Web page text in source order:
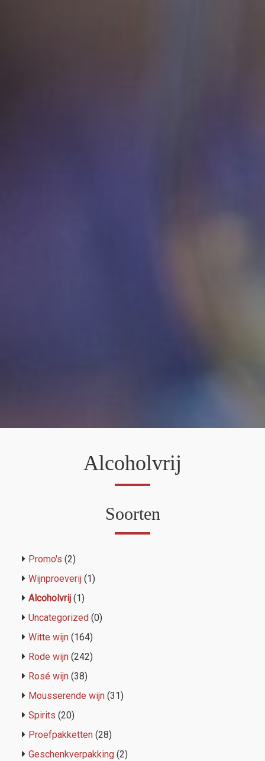
Alcoholvrij
Soorten
Promo's (2)
Wijnproeverij (1)
Alcoholvrij (1)
Uncategorized (0)
Witte wijn (164)
Rode wijn (242)
Rosé wijn (38)
Mousserende wijn (31)
Spirits (20)
Proefpakketten (28)
Geschenkverpakking (2)